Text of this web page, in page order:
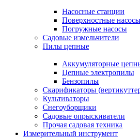
Насосные станции
Поверхностные насосы
Погружные насосы
Садовые измельчители
Пилы цепные
Аккумуляторные
Цепные электропилы
Бензопилы
Скарификаторы
Культиваторы
Снегоуборщики
Садовые опрыскиватели
Прочая садовая техника
Измерительный инструмент